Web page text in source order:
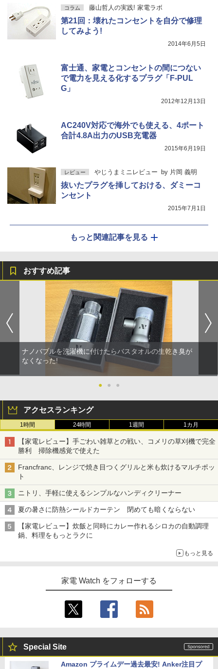
コラム 藤山哲人の実践! 家電ラボ
第21回：壊れたコンセントを自分で修理
してみよう!
2014年6月5日
富士通、家電とコンセントの間につない
で電力を見える化するプラグ「F-PUL
G」
2012年12月13日
AC240V対応で海外でも使える、4ポート
合計4.8A出力のUSB充電器
2015年6月19日
レビュー やじうまミニレビュー by 片岡 義明
抜いたプラグを挿しておける、ダミーコ
ンセント
2015年7月1日
もっと関連記事を見る
おすすめ記事
ナノバブルを洗濯機に付けたらバスタオルの生乾き臭が
なくなった!
● ● ●
アクセスランキング
1時間 24時間 1週間 1カ月
【家電レビュー】手ごわい雑草との戦い、コメリの草刈機で完全
勝利 掃除機感覚で使えた
Francfranc、レンジで焼き目つくグリルと米も炊けるマルチポッ
ト
ニトリ、手軽に使えるシンプルなハンディクリーナー
夏の暑さに防熱シールドカーテン 閉めても暗くならない
【家電レビュー】炊飯と同時にカレー作れるシロカの自動調理
鍋、料理をもっとラクに
もっと見る
家電 Watch をフォローする
Special Site
Amazon プライムデー過去最安! Anker注目プ